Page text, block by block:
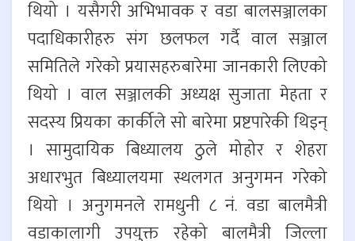
थियो । यसैगरी अभिभावक र वडा बालसञ्जालका
पदाधिकारीहरु संग छलफल गर्दै वाल सञ्जाल
समितिले गरेको प्रयासहरुबारेमा जानकारी लिएको
थियो । वाल सञ्जालकी अध्यक्ष सुजाता मेहता र
सदस्य प्रियका कार्कीले सो बारेमा प्रष्टपारेकी थिइन्
। सामुदायिक बिध्यालय ठुले मोहोर र शेहरा
अधारभुत बिध्यालयमा स्थलगत अनुगमन गरेको
थियो । अनुगमनले रामधुनी ८ नं. वडा बालमैत्री
वडाकालागी उपयुक्त रहेको बालमैत्री जिल्ला